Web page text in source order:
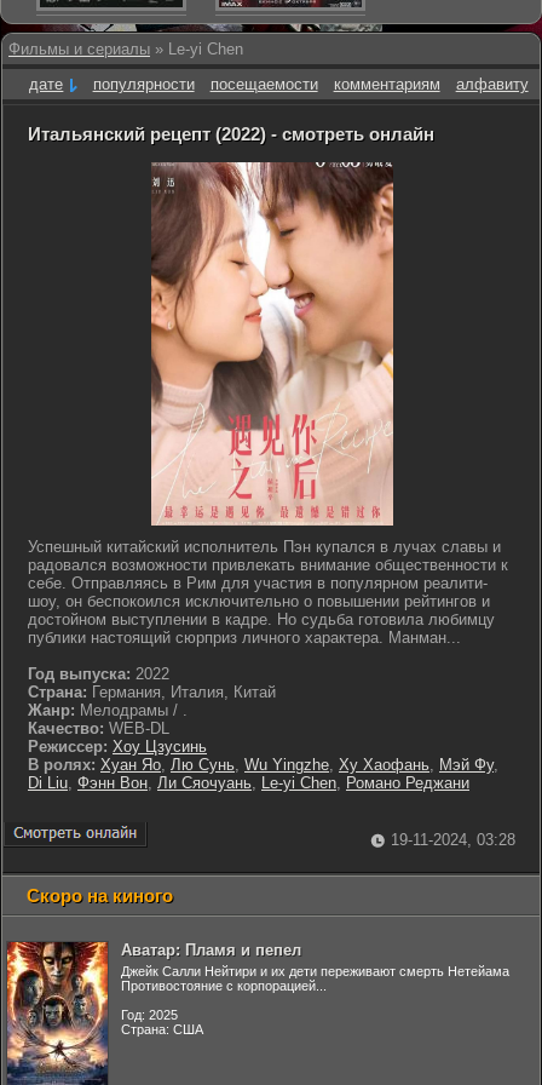
Фильмы и сериалы » Le-yi Chen
дате
популярности посещаемости комментариям алфавиту
Итальянский рецепт (2022) - смотреть онлайн
Успешный китайский исполнитель Пэн купался в лучах славы и
радовался возможности привлекать внимание общественности к
себе. Отправляясь в Рим для участия в популярном реалити-
шоу, он беспокоился исключительно о повышении рейтингов и
достойном выступлении в кадре. Но судьба готовила любимцу
публики настоящий сюрприз личного характера. Манман...
Год выпуска: 2022
Страна: Германия, Италия, Китай
Жанр: Мелодрамы / .
Качество: WEB-DL
Режиссер: Хоу Цзусинь
В ролях: Хуан Яо, Лю Сунь, Wu Yingzhe, Ху Хаофань, Мэй Фу,
Di Liu, Фэнн Вон, Ли Сяочуань, Le-yi Chen, Романо Реджани
19-11-2024, 03:28
Скоро на киного
Аватар: Пламя и пепел
Джейк Салли Нейтири и их дети переживают смерть Нетейама
Противостояние с корпорацией...
Год: 2025
Страна: США